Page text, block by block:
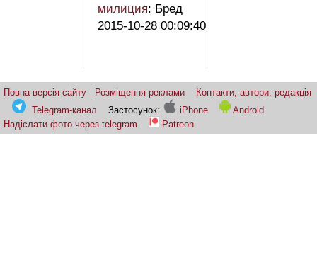
милиция: Бред
2015-10-28 00:09:40
Повна версія сайту Розміщення реклами
Контакти, автори, редакція
Telegram-канал
Застосунок: iPhone
Android
Надіслати фото через telegram
Patreon